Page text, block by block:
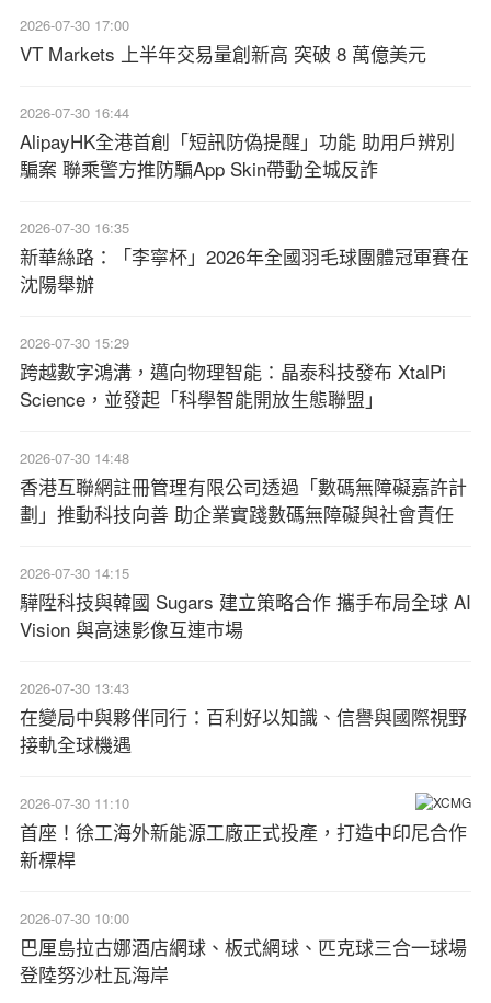
2026-07-30 17:00
VT Markets 上半年交易量創新高 突破 8 萬億美元
2026-07-30 16:44
AlipayHK全港首創「短訊防偽提醒」功能 助用戶辨別
騙案 聯乘警方推防騙App Skin帶動全城反詐
2026-07-30 16:35
新華絲路：「李寧杯」2026年全國羽毛球團體冠軍賽在
沈陽舉辦
2026-07-30 15:29
跨越數字鴻溝，邁向物理智能：晶泰科技發布 XtalPi
Science，並發起「科學智能開放生態聯盟」
2026-07-30 14:48
香港互聯網註冊管理有限公司透過「數碼無障礙嘉許計
劃」推動科技向善 助企業實踐數碼無障礙與社會責任
2026-07-30 14:15
驊陞科技與韓國 Sugars 建立策略合作 攜手布局全球 AI
Vision 與高速影像互連市場
2026-07-30 13:43
在變局中與夥伴同行：百利好以知識、信譽與國際視野
接軌全球機遇
2026-07-30 11:10
首座！徐工海外新能源工廠正式投產，打造中印尼合作
新標桿
2026-07-30 10:00
巴厘島拉古娜酒店網球、板式網球、匹克球三合一球場
登陸努沙杜瓦海岸